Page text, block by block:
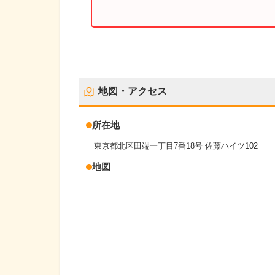
地図・アクセス
所在地
東京都北区田端一丁目7番18号 佐藤ハイツ102
地図